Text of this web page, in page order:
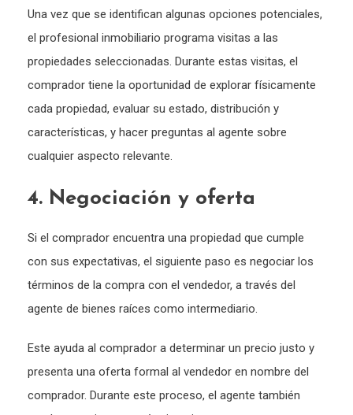
Una vez que se identifican algunas opciones potenciales,
el profesional inmobiliario programa visitas a las
propiedades seleccionadas. Durante estas visitas, el
comprador tiene la oportunidad de explorar físicamente
cada propiedad, evaluar su estado, distribución y
características, y hacer preguntas al agente sobre
cualquier aspecto relevante.
4. Negociación y oferta
Si el comprador encuentra una propiedad que cumple
con sus expectativas, el siguiente paso es negociar los
términos de la compra con el vendedor, a través del
agente de bienes raíces como intermediario.
Este ayuda al comprador a determinar un precio justo y
presenta una oferta formal al vendedor en nombre del
comprador. Durante este proceso, el agente también